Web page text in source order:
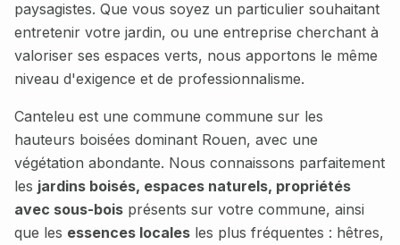
paysagistes. Que vous soyez un particulier souhaitant
entretenir votre jardin, ou une entreprise cherchant à
valoriser ses espaces verts, nous apportons le même
niveau d'exigence et de professionnalisme.
Canteleu est une commune commune sur les
hauteurs boisées dominant Rouen, avec une
végétation abondante. Nous connaissons parfaitement
les jardins boisés, espaces naturels, propriétés
avec sous-bois présents sur votre commune, ainsi
que les essences locales les plus fréquentes : hêtres,